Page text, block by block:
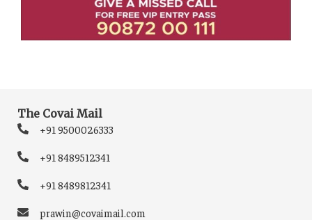
The Covai Mail
+91 9500026333
+91 8489512341
+91 8489812341
prawin@covaimail.com